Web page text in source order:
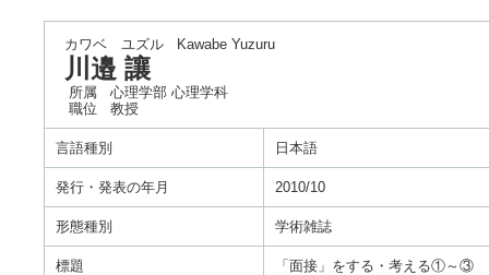
カワベ ユズル Kawabe Yuzuru
川邉 讓
所属
心理学部 心理学科
職位
教授
言語種別 日本語
発行・発表の年月 2010/10
形態種別 学術雑誌
標題 「面接」をする・考える①～③